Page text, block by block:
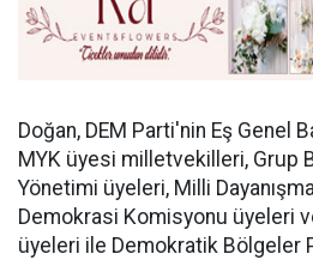
Doğan, DEM Parti'nin Eş Genel
MYK üyesi milletvekilleri, Grup
Yönetimi üyeleri, Milli
Demokrasi Komisyonu üyeleri
üyeleri ile Demokratik Bölgeler